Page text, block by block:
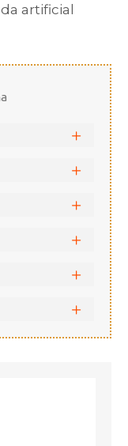
artificial